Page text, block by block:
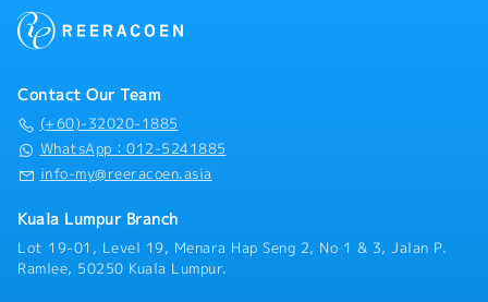
Contact Our Team
(+60)-32020-1885
WhatsApp：012-5241885
info-my@reeracoen.asia
Kuala Lumpur Branch
Lot 19-01, Level 19, Menara Hap Seng 2, No 1 & 3, Jalan P.
Ramlee, 50250 Kuala Lumpur.